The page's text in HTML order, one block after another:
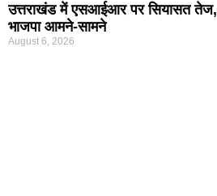
उत्तराखंड में एसआईआर पर सियासत
भाजपा आमने-सामने
August 6, 2026